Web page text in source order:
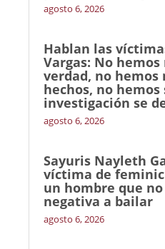
agosto 6, 2026
Hablan las
Vargas: No
verdad, no hemos
hechos, no
investigación se
agosto 6, 2026
Sayuris Nayleth
víctima de
un hombre que
negativa a bailar
agosto 6, 2026